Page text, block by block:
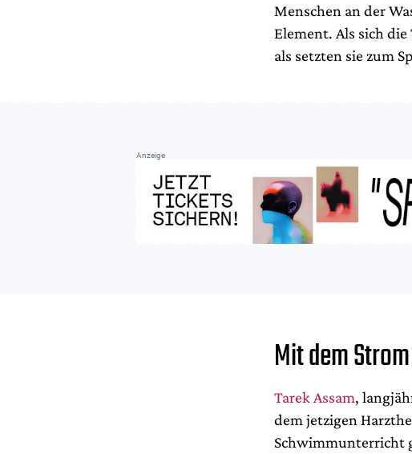
Menschen an der
Element. Als sich
als setzten sie zum
Anzeige
Mit dem
Tarek Assam,
dem jetzigen
Schwimmunterricht